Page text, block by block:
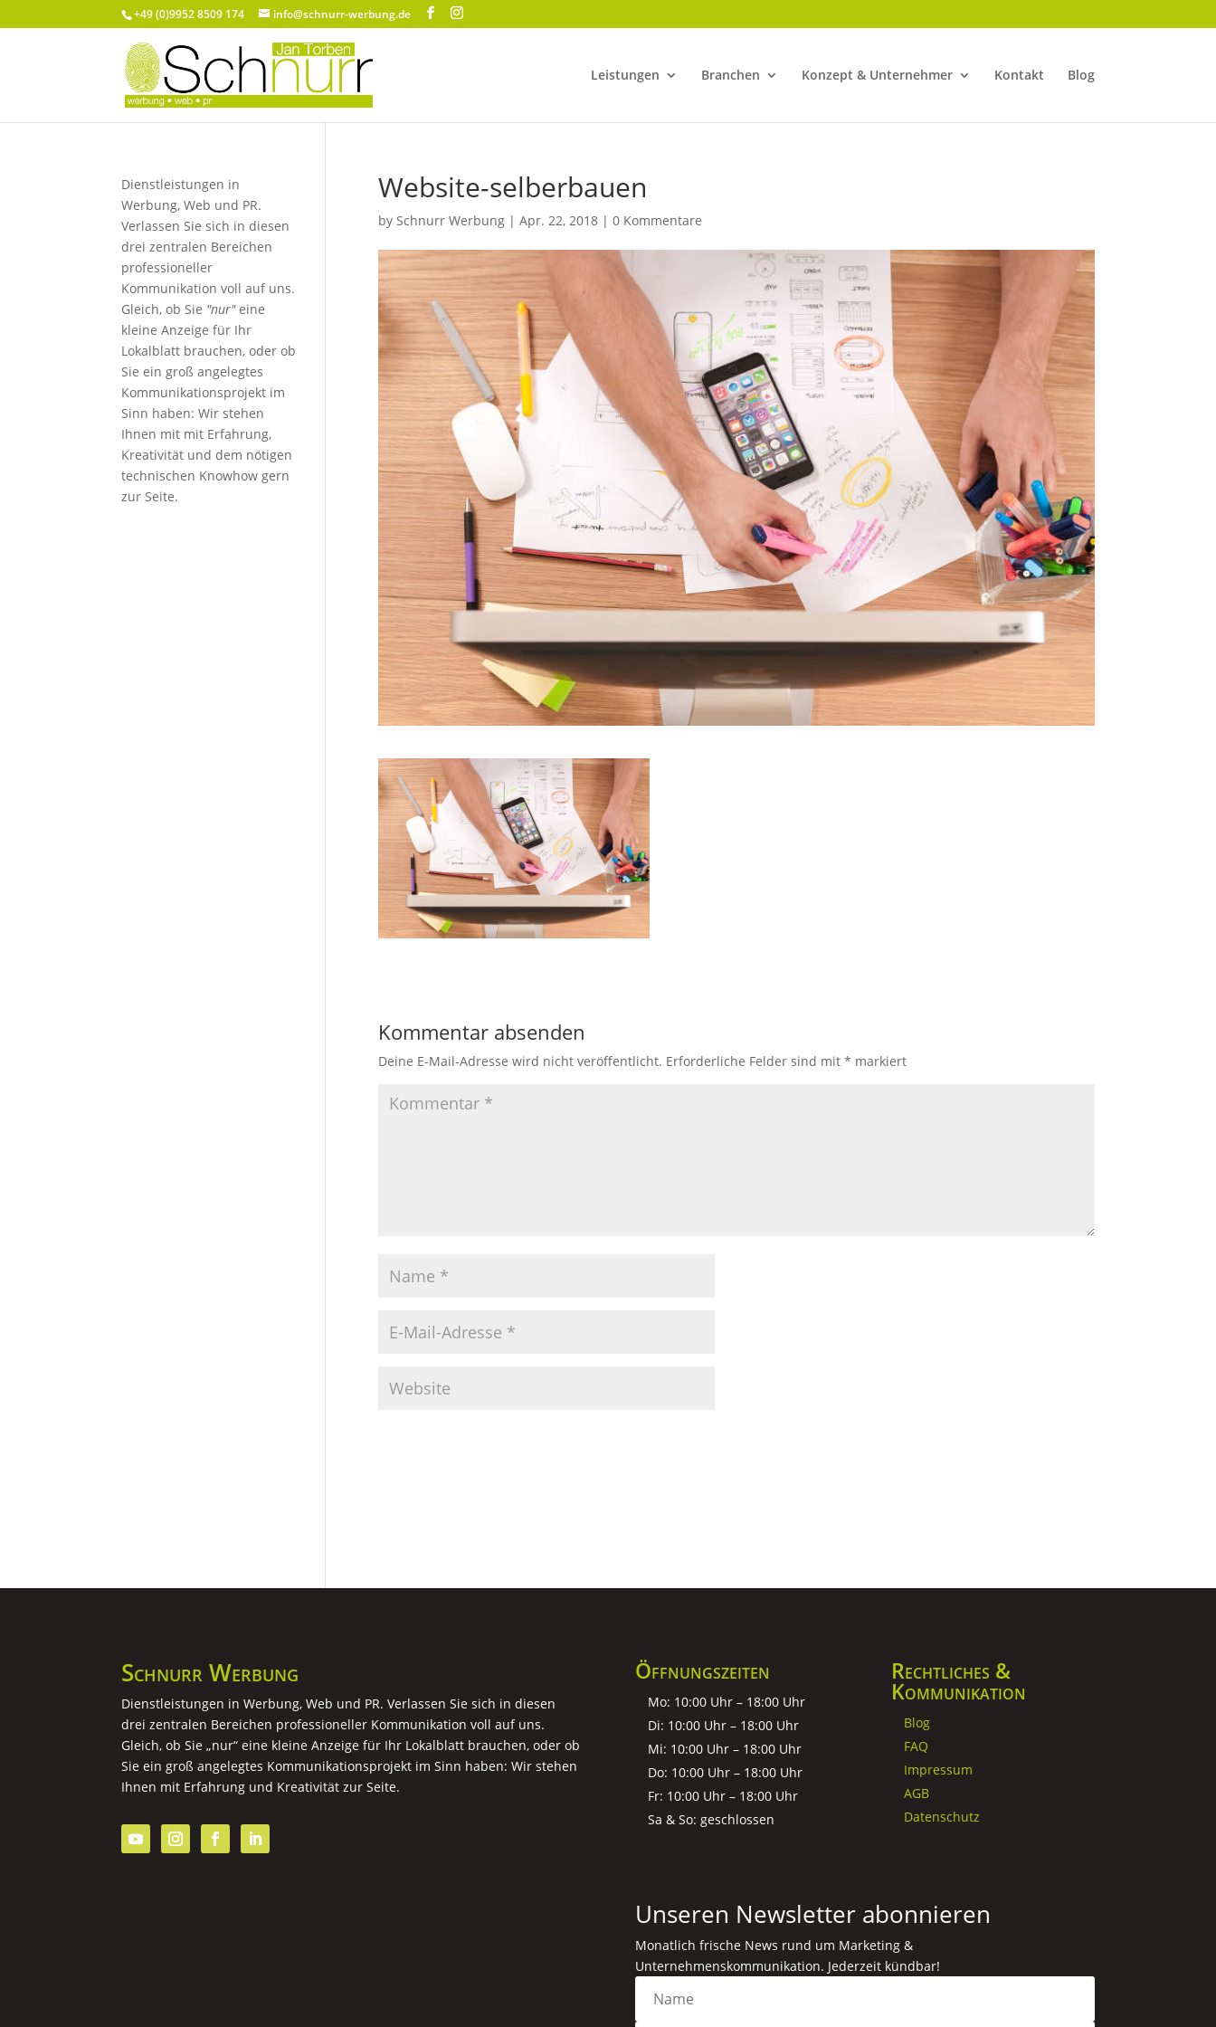
+49 (0)9952 8509 174 info@schnurr-werbung.de
Leistungen Branchen Konzept & Unternehmer Kontakt Blog
Website-selberbauen
by Schnurr Werbung| Apr. 22, 2018| 0 Kommentare
Kommentar absenden
Deine E-Mail-Adresse wird nicht veröffentlicht. Erforderliche Felder sind mit * markiert
Dienstleistungen in
Werbung, Web und PR.
Verlassen Sie sich in diesen
drei zentralen Bereichen
professioneller
Kommunikation voll auf uns.
Gleich, ob Sie "nur"eine
kleine Anzeige für Ihr
Lokalblatt brauchen, oder ob
Sie ein groß angelegtes
Kommunikationsprojekt im
Sinn haben: Wir stehen
Ihnen mit mit Erfahrung,
Kreativität und dem nötigen
technischen Knowhow gern
zur Seite.
Schnurr Werbung
Dienstleistungen in Werbung, Web und PR. Verlassen Sie sich in diesen
drei zentralen Bereichen professioneller Kommunikation voll auf uns.
Gleich, ob Sie „nur“ eine kleine Anzeige für Ihr Lokalblatt brauchen, oder ob
Sie ein groß angelegtes Kommunikationsprojekt im Sinn haben: Wir stehen
Ihnen mit Erfahrung und Kreativität zur Seite.
Öffnungszeiten
Mo: 10:00 Uhr – 18:00 Uhr
Di: 10:00 Uhr – 18:00 Uhr
Mi: 10:00 Uhr – 18:00 Uhr
Do: 10:00 Uhr – 18:00 Uhr
Fr: 10:00 Uhr – 18:00 Uhr
Sa & So: geschlossen
Rechtliches &
Kommunikation
Blog
FAQ
Impressum
AGB
Datenschutz
Unseren Newsletter abonnieren
Monatlich frische News rund um Marketing &
Unternehmenskommunikation. Jederzeit kündbar!